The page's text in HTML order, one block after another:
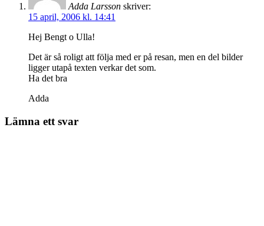
Adda Larsson skriver:
15 april, 2006 kl. 14:41
Hej Bengt o Ulla!
Det är så roligt att följa med er på resan, men en del bilder
ligger utapå texten verkar det som.
Ha det bra
Adda
Lämna ett svar